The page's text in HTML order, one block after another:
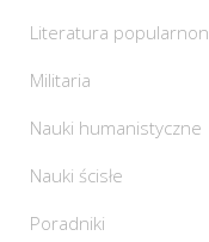
Literatura
Militaria
Nauki humanistyczne
Nauki ścisłe
Poradniki